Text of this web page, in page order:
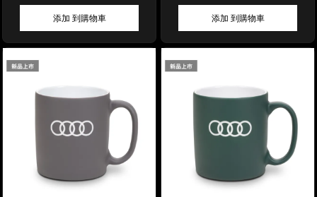
添加 到購物車 添加 到購物車